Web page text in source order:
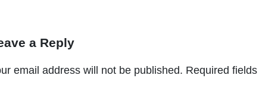
a Reply
email address will not be published. Required